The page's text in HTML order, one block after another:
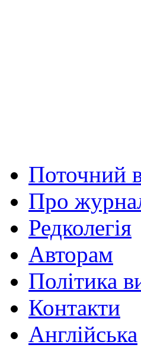
Поточний
Про
Редколегія
Авторам
Політика
Контакти
Англійська